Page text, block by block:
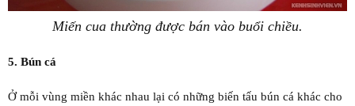
Miến cua thường được bán vào buổi chiều.
5. Bún cá
Ở mỗi vùng miền khác nhau lại có những biến tấu bún cá khác cho